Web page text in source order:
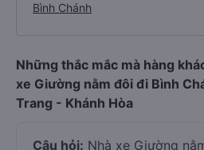
Bình Chánh
Những thắc mắc mà hàng
xe Giường nằm đôi đi Bình
Trang - Khánh Hòa
Câu hỏi: Nhà xe Giường